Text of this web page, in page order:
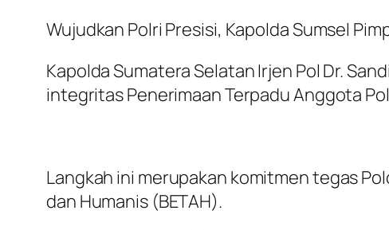
Wujudkan Polri Presisi, Kapolda Sumsel
Kapolda Sumatera Selatan Irjen Pol Dr.
integritas Penerimaan Terpadu Anggota
Langkah ini merupakan komitmen tegas
dan Humanis (BETAH).